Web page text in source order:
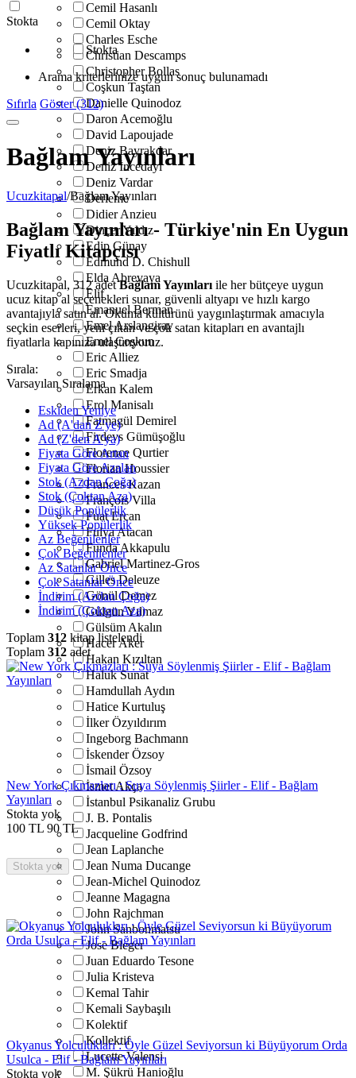
Cemil Hasanlı
Cemil Oktay
Charles Esche
Christian Descamps
Christopher Bollas
Coşkun Taştan
Danielle Quinodoz
Daron Acemoğlu
David Lapoujade
Deniz Bayrakdar
Deniz İncedayı
Deniz Vardar
Derleme
Didier Anzieu
Dinçer Yıldız
Edip Günay
Edmund D. Chishull
Elda Abrevaya
Elif
Emanuel Berman
Emel Arslangiray
Emel Coşkun
Eric Alliez
Eric Smadja
Erkan Kalem
Erol Manisalı
Fatmagül Demirel
Firdevs Gümüşoğlu
Florence Qurtier
Florian Houssier
Frances Kazan
François Villa
Fuat Ercan
Fulya Atacan
Funda Akkapulu
Gabriel Martinez-Gros
Gilles Deleuze
Gönül Demez
Gülgün Yılmaz
Gülsüm Akalın
Hacer Aker
Hakan Kızıltan
Haluk Sunat
Hamdullah Aydın
Hatice Kurtuluş
İlker Özyıldırım
Ingeborg Bachmann
İskender Özsoy
İsmail Özsoy
İsmet Akça
İstanbul Psikanaliz Grubu
J. B. Pontalis
Jacqueline Godfrind
Jean Laplanche
Jean Numa Ducange
Jean-Michel Quinodoz
Jeanne Magagna
John Rajchman
John Sanbonmatsu
Jose Bleger
Juan Eduardo Tesone
Julia Kristeva
Kemal Tahir
Kemali Saybaşılı
Kolektif
Kollektif
Lucette Valensi
M. Şükrü Hanioğlu
Stokta
Stokta
Arama kriterlerinize uygun sonuç bulunamadı
Sıfırla Göster (312)
Bağlam Yayınları
Ucuzkitapal/Bağlam Yayınları
Bağlam Yayınları - Türkiye'nin En Uygun
Fiyatlı Kitapçısı
Ucuzkitapal, 312 adetBağlam Yayınları ile her bütçeye uygun
ucuz kitap al seçenekleri sunar, güvenli altyapı ve hızlı kargo
avantajıyla satın al. Okuma kültürünü yaygınlaştırmak amacıyla
seçkin eserleri, yeni çıkan ve çok satan kitapları en avantajlı
fiyatlarla kapınıza ulaştırıyoruz.
Sırala:
Varsayılan Sıralama
Eskiden Yeniye
Ad (A'dan Z'ye)
Ad (Z'den A'ya)
Fiyata Göre Artan
Fiyata Göre Azalan
Stok (Azdan Çoğa)
Stok (Çoktan Aza)
Düşük Popülerlik
Yüksek Popülerlik
Az Beğenilenler
Çok Beğenilenler
Az Satanlar Önce
Çok Satanlar Önce
İndirim (Azdan Çoğa)
İndirim (Çoktan Aza)
Toplam 312 kitap listelendi
Toplam 312 adet
New York Çıkmazları : Suya Söylenmiş Şiirler - Elif - Bağlam
Yayınları
Stokta yok
100 TL 90 TL
Stokta yok
Okyanus Yolculukları : Öyle Güzel Seviyorsun ki Büyüyorum Orda
Usulca - Elif - Bağlam Yayınları
Stokta yok